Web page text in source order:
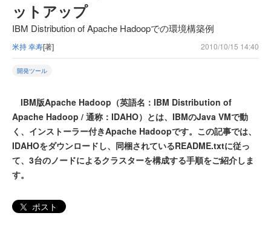
ットアップ
IBM Distribution of Apache Hadoopでの環境構築例
米持 幸寿[著] 2010/10/15 14:40
開発ツール
IBM版Apache Hadoop（英語名：IBM Distribution of
Apache Hadoop / 通称：IDAHO）とは、IBMのJava VMで動
く、インストーラー付きApache Hadoopです。この記事では、
IDAHOをダウンロードし、同梱されているREADME.txtに従っ
て、3台のノードによるクラスターを構成する手順をご紹介しま
す。
ポスト